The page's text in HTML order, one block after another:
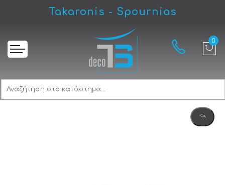
Takaronis - Spournias
Gloria Vista White 838641 Νιπτήρας Eπικαθήμενος